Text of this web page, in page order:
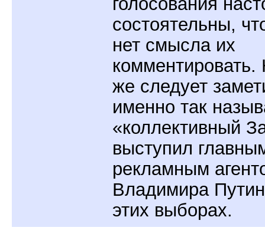
состоятельны,
нет смысла их
комментировать.
же следует
именно так
«коллективный
выступил
рекламным
Владимира
этих выборах.